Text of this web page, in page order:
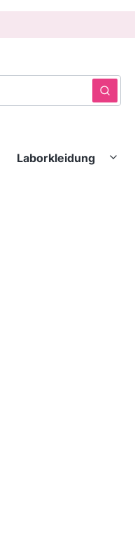
LöschenSuchen
Laborkleidung